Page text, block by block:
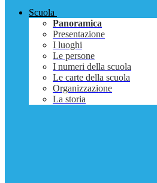
Scuola
Panoramica
Presentazione
I luoghi
Le persone
I numeri della scuola
Le carte della scuola
Organizzazione
La storia